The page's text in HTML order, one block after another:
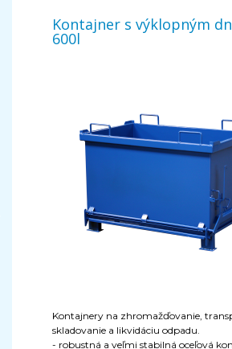
Kontajner s výklopným
600l
Kontajnery na zhromažďovanie,
skladovanie a likvidáciu odpadu.
- robustná a veľmi stabilná oceľová